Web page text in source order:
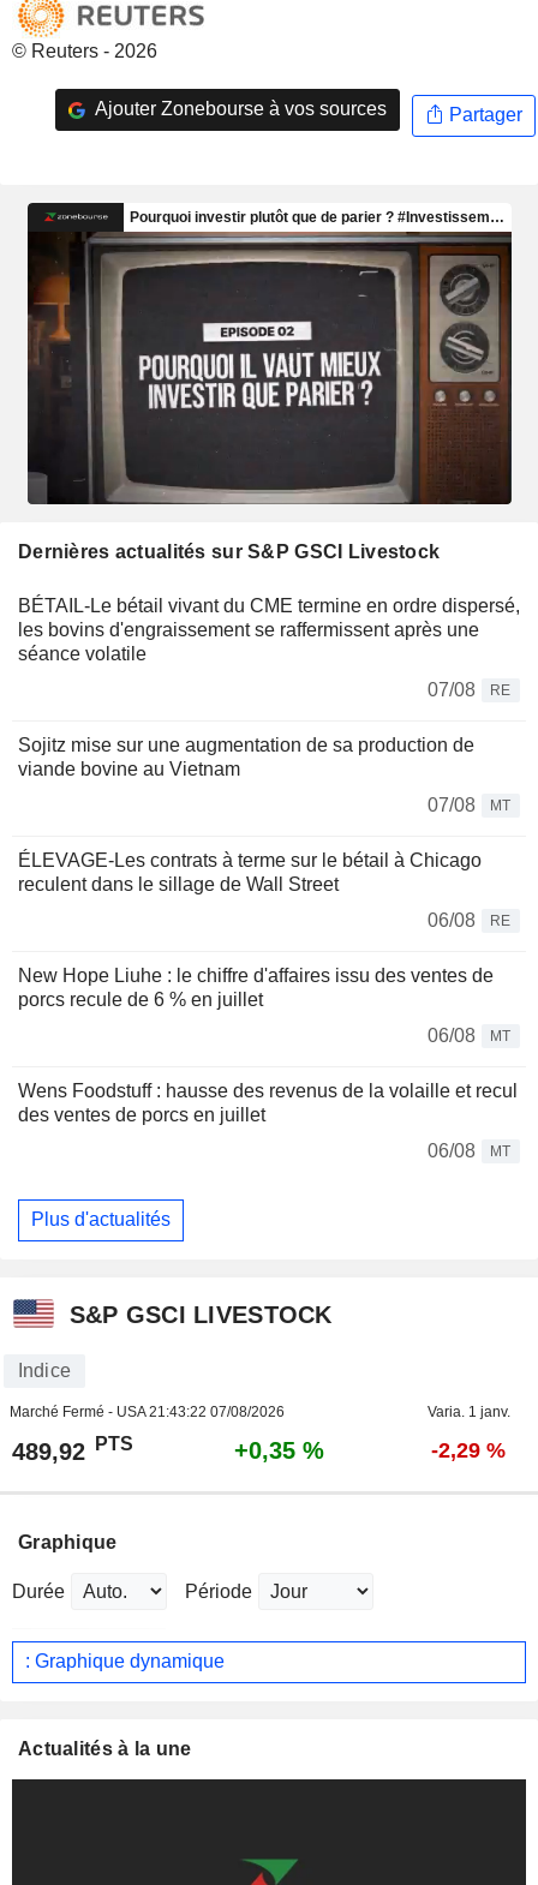
© Reuters - 2026
Ajouter Zonebourse à vos sources Partager
Dernières actualités sur S&P GSCI Livestock
BÉTAIL-Le bétail vivant du CME termine en ordre dispersé,
les bovins d'engraissement se raffermissent après une
séance volatile
07/08
RE
Sojitz mise sur une augmentation de sa production de
viande bovine au Vietnam
07/08
MT
ÉLEVAGE-Les contrats à terme sur le bétail à Chicago
reculent dans le sillage de Wall Street
06/08
RE
New Hope Liuhe : le chiffre d'affaires issu des ventes de
porcs recule de 6 % en juillet
06/08
MT
Wens Foodstuff : hausse des revenus de la volaille et recul
des ventes de porcs en juillet
06/08
MT
Plus d'actualités
S&P GSCI LIVESTOCK
Indice
Marché Fermé - USA21:43:22 07/08/2026 Varia. 1 janv.
489,92 PTS +0,35 % -2,29 %
Graphique
Durée Période
: Graphique dynamique
Actualités à la une